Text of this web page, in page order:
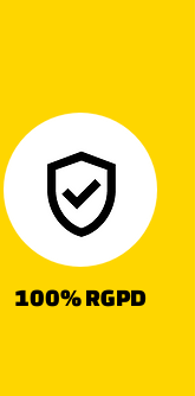
100% RGPD